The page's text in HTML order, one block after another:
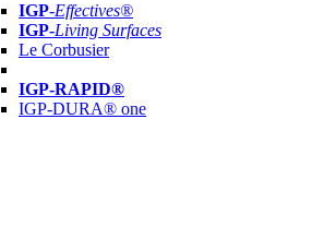
IGP-Effectives®
IGP-Living Surfaces
Le Corbusier
IGP-RAPID®
IGP-DURA® one